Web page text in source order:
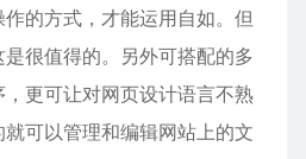
的方式，才能运用自如。但
很值得的。另外可搭配的多
更可让对网页设计语言不熟
可以管理和编辑网站上的文